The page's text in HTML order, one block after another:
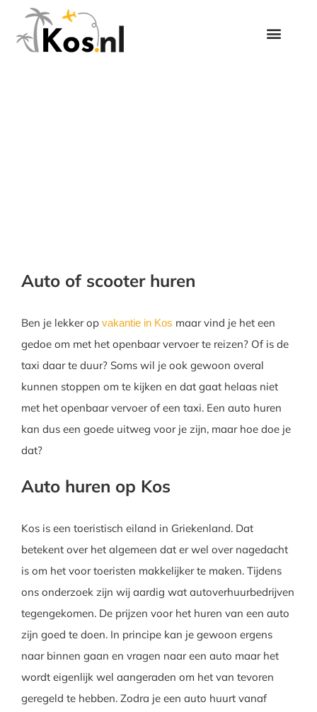
Auto of scooter huren
Ben je lekker op vakantie in Kos maar vind je het een
gedoe om met het openbaar vervoer te reizen? Of is de
taxi daar te duur? Soms wil je ook gewoon overal
kunnen stoppen om te kijken en dat gaat helaas niet
met het openbaar vervoer of een taxi. Een auto huren
kan dus een goede uitweg voor je zijn, maar hoe doe je
dat?
Auto huren op Kos
Kos is een toeristisch eiland in Griekenland. Dat
betekent over het algemeen dat er wel over nagedacht
is om het voor toeristen makkelijker te maken. Tijdens
ons onderzoek zijn wij aardig wat autoverhuurbedrijven
tegengekomen. De prijzen voor het huren van een auto
zijn goed te doen. In principe kan je gewoon ergens
naar binnen gaan en vragen naar een auto maar het
wordt eigenlijk wel aangeraden om het van tevoren
geregeld te hebben. Zodra je een auto huurt vanaf